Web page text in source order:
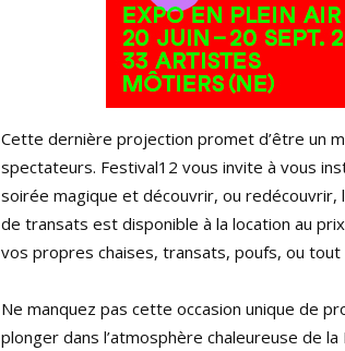
Cette dernière projection promet d’être un
spectateurs. Festival12 vous invite à vous
soirée magique et découvrir, ou redécouvrir,
de transats est disponible à la location au
vos propres chaises, transats, poufs, ou
Ne manquez pas cette occasion unique de
plonger dans l’atmosphère chaleureuse de